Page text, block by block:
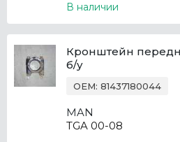
В наличии
Кронштейн
б/у
OEM: 81437180044
MAN
TGA 00-08